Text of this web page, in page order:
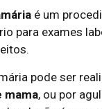
é um
para exames
pode ser
mama, ou por